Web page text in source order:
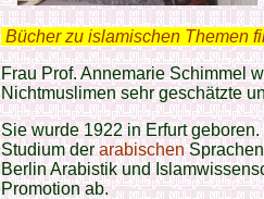
Bücher zu islamischen Themen
Frau Prof. Annemarie Schimmel
Nichtmuslimen sehr geschätzte
Sie wurde 1922 in Erfurt
Studium derarabischen
Berlin Arabistik und
Promotion ab.